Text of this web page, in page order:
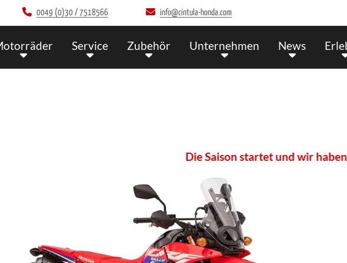
0049 (0)30 / 7518566 info@cintula-honda.com
Service Zubehör Unternehmen News
Die Saison startet und wir haben noch